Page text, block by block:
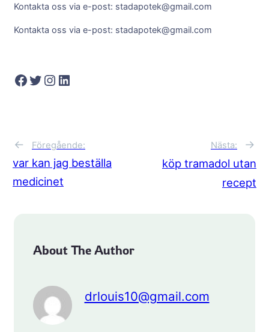
Kontakta oss via e-post: stadapotek@gmail.com
Kontakta oss via e-post: stadapotek@gmail.com
Facebook Twitter Instagram LinkedIn
← Föregående:
var kan jag beställa
medicinet
Nästa:
köp tramadol utan
recept
→
About The Author
drlouis10@gmail.com